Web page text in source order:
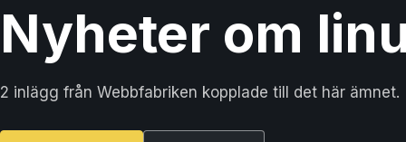
Nyheter om
2 inlägg från Webbfabriken kopplade till det här ämnet.